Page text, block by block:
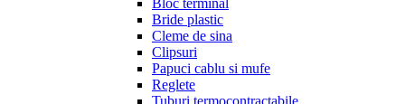
Bloc terminal
Bride plastic
Cleme de sina
Clipsuri
Papuci cablu si mufe
Reglete
Tuburi termocontractabile